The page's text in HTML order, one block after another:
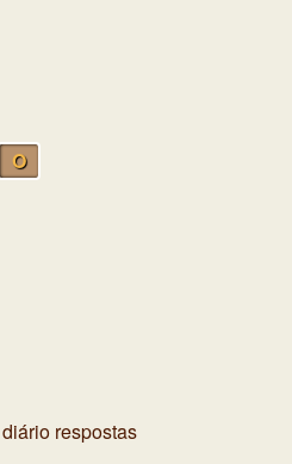
O
respostas